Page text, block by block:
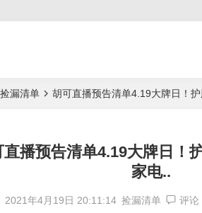
捡漏清单 胡可直播预告清单4.19大牌日！护
播预告清单4.19大牌日！
家电..
2021年4月19日 20:11:14 捡漏清单 评论